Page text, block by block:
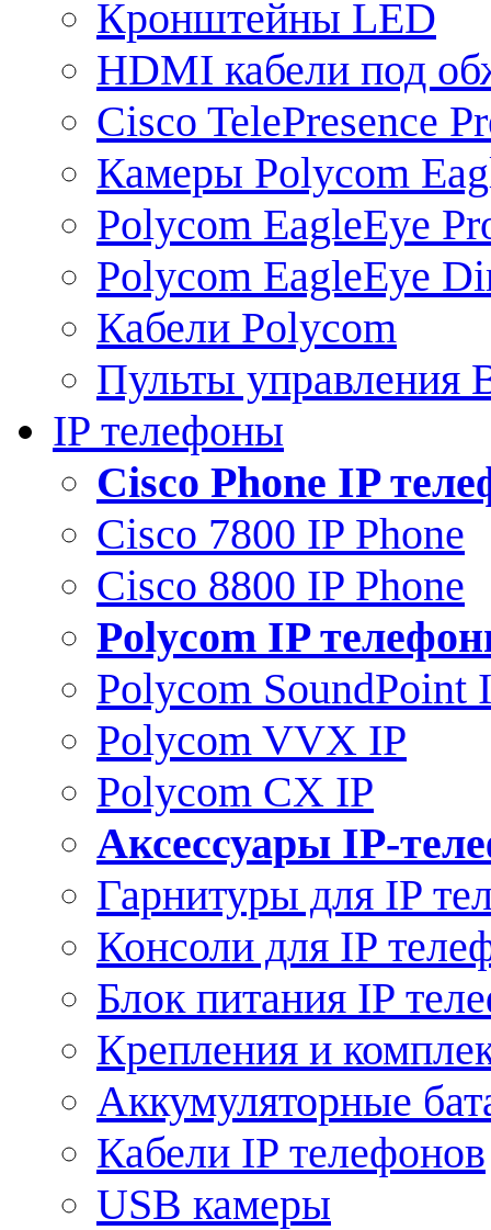
Кронштейны LED
HDMI кабели под
Cisco TelePresence
Камеры Polycom
Polycom EagleEye
Polycom EagleEye
Кабели Polycom
Пульты управления
IP телефоны
Сisco Phone IP
Cisco 7800 IP Phone
Cisco 8800 IP Phone
Polycom IP
Polycom SoundPoint
Polycom VVX IP
Polycom CX IP
Аксессуары IP-
Гарнитуры для IP
Консоли для IP
Блок питания IP
Крепления и
Аккумуляторные
Кабели IP телефонов
USB камеры